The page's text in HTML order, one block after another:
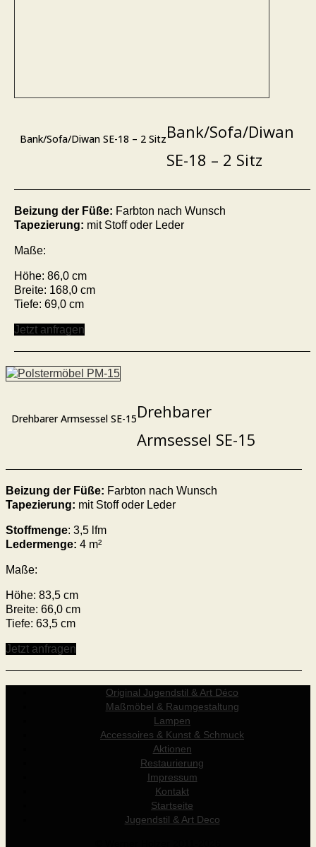
Bank/Sofa/Diwan SE-18 – 2 SitzBank/Sofa/Diwan
SE-18 – 2 Sitz
Beizung der Füße: Farbton nach Wunsch
Tapezierung: mit Stoff oder Leder
Maße:
Höhe: 86,0 cm
Breite: 168,0 cm
Tiefe: 69,0 cm
Jetzt anfragen
Drehbarer Armsessel SE-15Drehbarer
Armsessel SE-15
Beizung der Füße: Farbton nach Wunsch
Tapezierung: mit Stoff oder Leder
Stoffmenge: 3,5 lfm
Ledermenge: 4 m²
Maße:
Höhe: 83,5 cm
Breite: 66,0 cm
Tiefe: 63,5 cm
Jetzt anfragen
Original Jugendstil & Art Déco
Maßmöbel & Raumgestaltung
Lampen
Accessoires & Kunst & Schmuck
Aktionen
Restaurierung
Impressum
Kontakt
Startseite
Jugendstil & Art Deco